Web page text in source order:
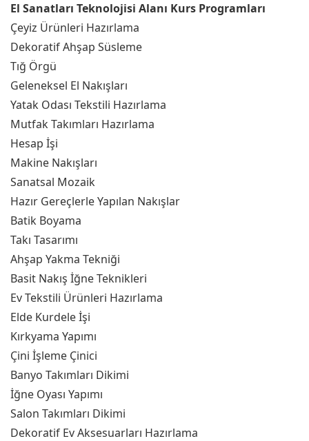
El Sanatları Teknolojisi Alanı Kurs Programları
Çeyiz Ürünleri Hazırlama
Dekoratif Ahşap Süsleme
Tığ Örgü
Geleneksel El Nakışları
Yatak Odası Tekstili Hazırlama
Mutfak Takımları Hazırlama
Hesap İşi
Makine Nakışları
Sanatsal Mozaik
Hazır Gereçlerle Yapılan Nakışlar
Batik Boyama
Takı Tasarımı
Ahşap Yakma Tekniği
Basit Nakış İğne Teknikleri
Ev Tekstili Ürünleri Hazırlama
Elde Kurdele İşi
Kırkyama Yapımı
Çini İşleme Çinici
Banyo Takımları Dikimi
İğne Oyası Yapımı
Salon Takımları Dikimi
Dekoratif Ev Aksesuarları Hazırlama